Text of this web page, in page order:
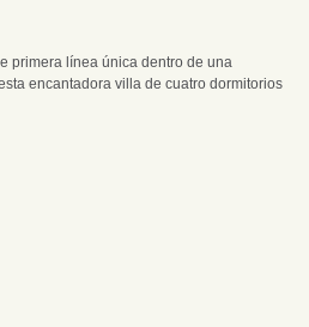
primera línea única dentro de una
encantadora villa de cuatro dormitorios